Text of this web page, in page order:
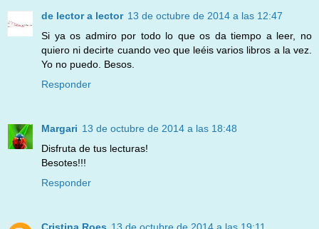
de lector a lector 13 de octubre de 2014 a las 12:47
Si ya os admiro por todo lo que os da tiempo a leer, no
quiero ni decirte cuando veo que leéis varios libros a la vez.
Yo no puedo. Besos.
Responder
Margari 13 de octubre de 2014 a las 18:48
Disfruta de tus lecturas!
Besotes!!!
Responder